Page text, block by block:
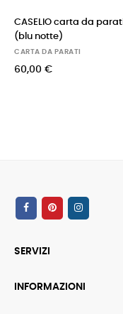
carta da parati Jane
PARATI
SERVIZI
INFORMAZIONI